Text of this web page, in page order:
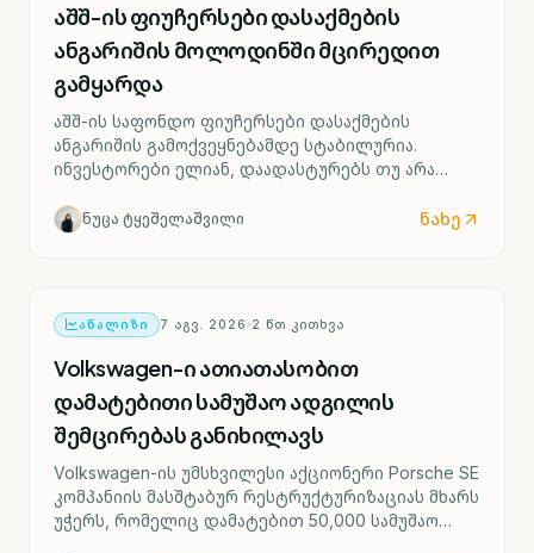
აშშ-ის ფიუჩერსები დასაქმების
ანგარიშის მოლოდინში მცირედით
გამყარდა
აშშ-ის საფონდო ფიუჩერსები დასაქმების
ანგარიშის გამოქვეყნებამდე სტაბილურია.
ინვესტორები ელიან, დაადასტურებს თუ არა
მიერ საპროცენტო განაკვეთის შესაძლო ზრდის
სცენარს უკვე სექტემბრიდან.
ნუცა ტყეშელაშვილი ნახე
ᲐᲜᲐᲚᲘᲖᲘ 7 ᲐᲒᲕ. 2026 2 ᲬᲗ ᲙᲘᲗᲮᲕᲐ
Volkswagen-ი ათიათასობით
დამატებითი სამუშაო ადგილის
შემცირებას განიხილავს
Volkswagen-ის უმსხვილესი აქციონერი Porsche SE
კომპანიის მასშტაბურ რესტრუქტურიზაციას მხარს
უჭერს, რომელიც დამატებით 50,000 სამუშაო